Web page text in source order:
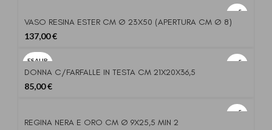
VASO RESINA ESTER CM Ø 23X50 (APERTURA CM Ø 8)
137,00€
ESAUR
DONNA C/FARFALLE IN TESTA CM 21X20X36,5
85,00€
REGINA NERA E ORO CM Ø 9X25,5 MIN 2